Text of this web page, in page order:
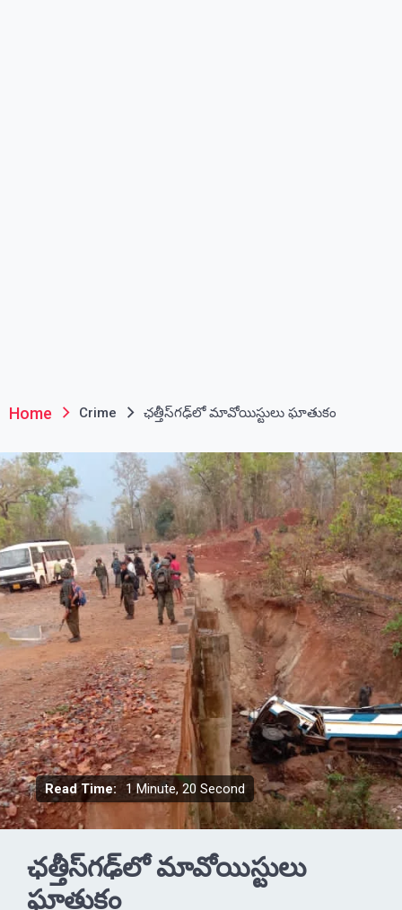
Home Crime ఛత్తీస్‌గఢ్‌లో మావోయిస్టులు ఘాతుకం
Read Time: 1 Minute, 20 Second
ఛత్తీస్‌గఢ్‌లో మావోయిస్టులు
ఘాతుకం